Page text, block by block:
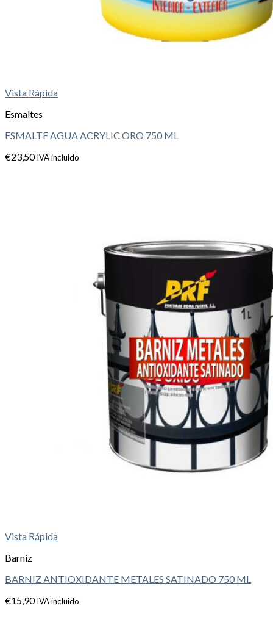
Vista Rápida
Esmaltes
ESMALTE AGUA ACRYLIC ORO 750 ML
€23,50 IVA incluido
Vista Rápida
Barniz
BARNIZ ANTIOXIDANTE METALES SATINADO 750 ML
€15,90 IVA incluido